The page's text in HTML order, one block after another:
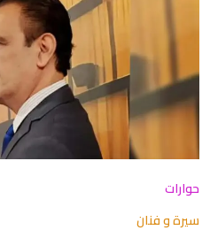
حوارات
سيرة و فنان